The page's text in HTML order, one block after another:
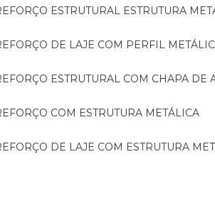
REFORÇO ESTRUTURAL ESTRUTURA
REFORÇO DE LAJE COM PERFIL
REFORÇO ESTRUTURAL COM CHAPA DE
REFORÇO COM ESTRUTURA METÁLICA
REFORÇO DE LAJE COM ESTRUTURA